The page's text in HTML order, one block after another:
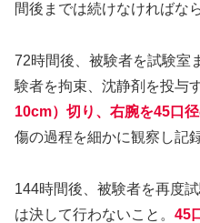
間後までは続けなければな
72時間後、被験者を試験室
験者を拘束、沈静剤を投与す
10cm）切り、右腕を45口
傷の過程を細かに観察し記
144時間後、被験者を再度
は決して行わないこと。 45